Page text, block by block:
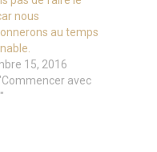
nous
au temps
15, 2016
avec